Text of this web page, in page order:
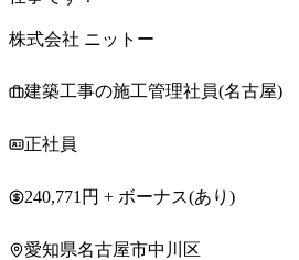
株式会社 ニットー
建築工事の施工管理社員(名古屋)
正社員
240,771円 + ボーナス(あり)
愛知県名古屋市中川区